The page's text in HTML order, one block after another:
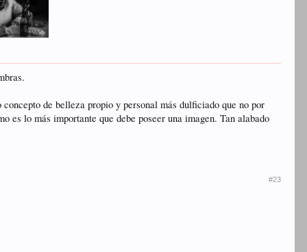
de belleza propio y personal más dulficiado que no por
lo más importante que debe poseer una imagen. Tan alabado
#23